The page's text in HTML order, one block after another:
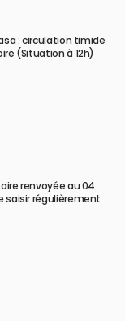
: circulation timide
(Situation à 12h)
renvoyée au 04
saisir régulièrement